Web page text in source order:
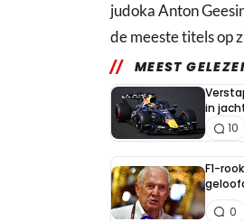
judoka Anton
de meeste titels op
MEEST
in
10
F1-
0